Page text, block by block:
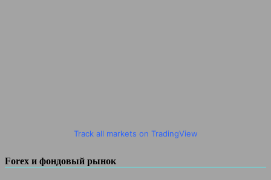
Track all markets on TradingView
Forex и фондовый рынок